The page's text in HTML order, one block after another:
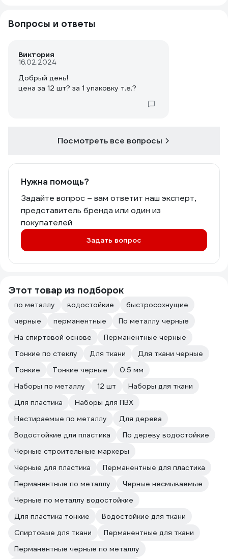
Вопросы и ответы
Виктория
16.02.2024
Добрый день!
цена за 12 шт? за 1 упаковку т.е.?
Посмотреть все вопросы
Нужна помощь?
Задайте вопрос – вам ответит наш эксперт,
представитель бренда или один из
покупателей
Задать вопрос
Этот товар из подборок
по металлу водостойкие
быстросохнущие
черные
перманентные
По металлу черные
На спиртовой основе
Перманентные черные
Тонкие по стеклу
Для ткани
Для ткани черные
Тонкие
Тонкие черные
0.5 мм
Наборы по металлу
12 шт
Наборы для ткани
Для пластика
Наборы для ПВХ
Нестираемые по металлу
Для дерева
Водостойкие для пластика
По дереву водостойкие
Черные строительные маркеры
Черные для пластика
Перманентные для пластика
Перманентные по металлу
Черные несмываемые
Черные по металлу водостойкие
Для пластика тонкие
Водостойкие для ткани
Спиртовые для ткани
Перманентные для ткани
Перманентные черные по металлу